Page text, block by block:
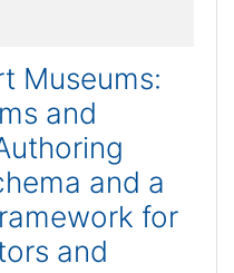
Museums:
and
and a
for
and